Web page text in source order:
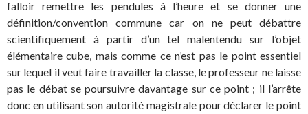
falloir remettre les pendules à l’heure et se donner une
définition/convention commune car on ne peut débattre
scientifiquement à partir d’un tel malentendu sur l’objet
élémentaire cube, mais comme ce n’est pas le point essentiel
sur lequel il veut faire travailler la classe, le professeur ne laisse
pas le débat se poursuivre davantage sur ce point ; il l’arrête
donc en utilisant son autorité magistrale pour déclarer le point